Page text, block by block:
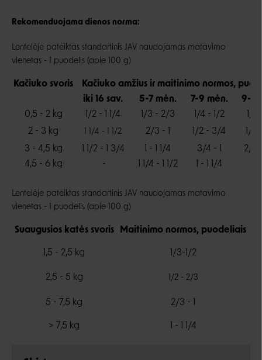
Rekomenduojama dienos norma:
Lentelėje pateiktas standartinis JAV naudojamas matavimo
vienetas - 1 puodelis (apie 100 g)
Kačiuko svoris
Kačiuko amžius ir maitinimo normos,
iki 16 sav.
5-7 mėn. 7-9 mėn.
9-12
0,5 - 2 kg
1/2 - 1 1/4 1/3 - 2/3 1/4 - 1/2
1/4
2 - 3 kg
1 1/4 - 1 1/2 2/3 - 1 1/2 - 3/4
1/2
3 - 4,5 kg
1 1/2 - 1 3/4 1 - 1 1/4 3/4 - 1
2/3
4,5 - 6 kg
- 1 1/4 - 1 1/2 1 - 1 1/4
Lentelėje pateiktas standartinis JAV naudojamas matavimo
vienetas - 1 puodelis (apie 100 g)
Suaugusios katės svoris Maitinimo normos, puodeliais
1,5 - 2,5 kg 1/3-1/2
2,5 - 5 kg 1/2 - 2/3
5 - 7,5 kg 2/3 - 1
> 7,5 kg 1 - 1 1/4